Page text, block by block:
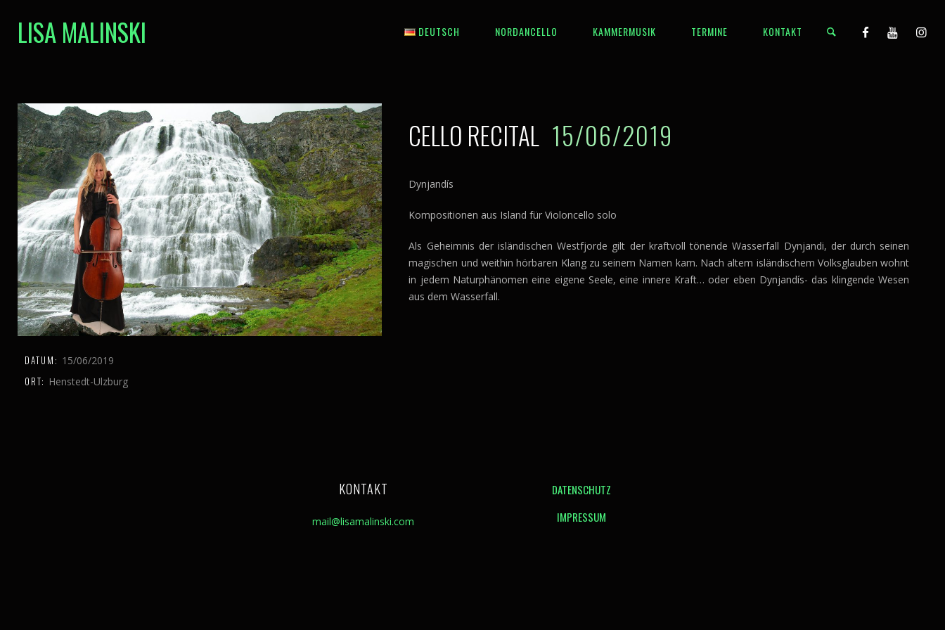
LISA MALINSKI DEUTSCH NORÐANCELLO KAMMERMUSIK TERMINE KONTAKT
DATUM: 15/06/2019
ORT: Henstedt-Ulzburg
CELLO RECITAL 15/06/2019
Dynjandís
Kompositionen aus Island für Violoncello solo
Als Geheimnis der isländischen Westfjorde gilt der kraftvoll tönende Wasserfall Dynjandi, der durch seinen
magischen und weithin hörbaren Klang zu seinem Namen kam. Nach altem isländischem Volksglauben wohnt
in jedem Naturphänomen eine eigene Seele, eine innere Kraft… oder eben Dynjandís- das klingende Wesen
aus dem Wasserfall.
KONTAKT
mail@lisamalinski.com
DATENSCHUTZ
IMPRESSUM